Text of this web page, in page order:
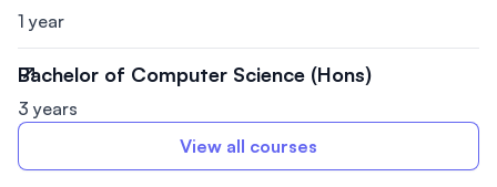
1 year
Bachelor of Computer Science (Hons)
3 years
View all courses